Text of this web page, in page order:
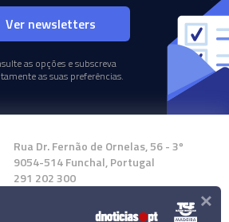
Ver newsletters
as opções e subscreva
as suas preferências.
Rua Dr. Fernão de Ornelas, 56 - 3º
9054-514 Funchal, Portugal
291 202 300
Instale a nossa App ×